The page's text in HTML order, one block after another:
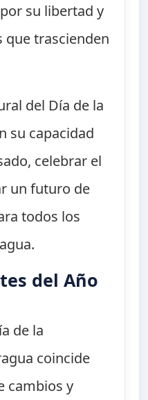
su libertad y
que trascienden
del Día de la
su capacidad
celebrar el
un futuro de
todos los
del Año
de la
coincide
cambios y